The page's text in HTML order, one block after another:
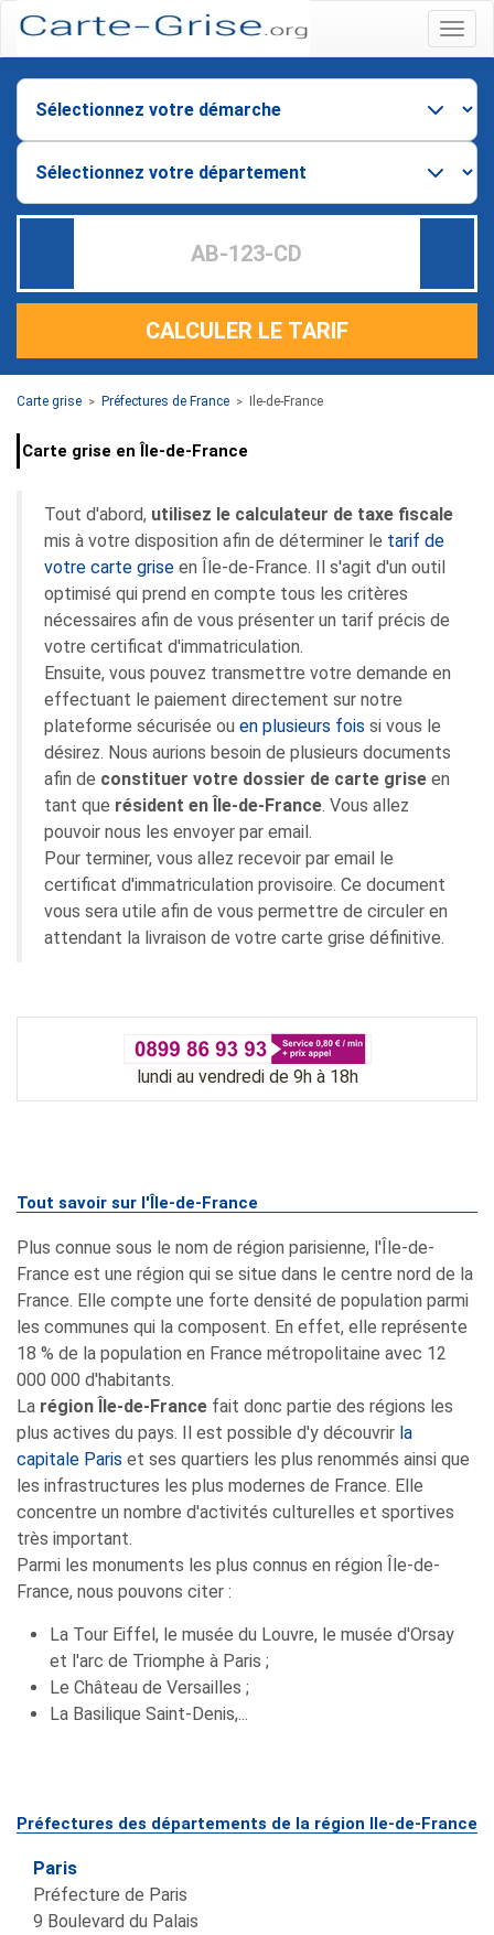
Menu
CALCULER LE TARIF
Carte grise > Préfectures de France > Ile-de-France
Carte grise en Île-de-France
Tout d'abord, utilisez le calculateur de taxe fiscale
mis à votre disposition afin de déterminer le tarif de
votre carte grise en Île-de-France. Il s'agit d'un outil
optimisé qui prend en compte tous les critères
nécessaires afin de vous présenter un tarif précis de
votre certificat d'immatriculation.
Ensuite, vous pouvez transmettre votre demande en
effectuant le paiement directement sur notre
plateforme sécurisée ou en plusieurs fois si vous le
désirez. Nous aurions besoin de plusieurs documents
afin de constituer votre dossier de carte grise en
tant que résident en Île-de-France. Vous allez
pouvoir nous les envoyer par email.
Pour terminer, vous allez recevoir par email le
certificat d'immatriculation provisoire. Ce document
vous sera utile afin de vous permettre de circuler en
attendant la livraison de votre carte grise définitive.
lundi au vendredi de 9h à 18h
Tout savoir sur l'Île-de-France
Plus connue sous le nom de région parisienne, l'Île-de-
France est une région qui se situe dans le centre nord de la
France. Elle compte une forte densité de population parmi
les communes qui la composent. En effet, elle représente
18 % de la population en France métropolitaine avec 12
000 000 d'habitants.
La région Île-de-France fait donc partie des régions les
plus actives du pays. Il est possible d'y découvrir la
capitale Paris et ses quartiers les plus renommés ainsi que
les infrastructures les plus modernes de France. Elle
concentre un nombre d'activités culturelles et sportives
très important.
Parmi les monuments les plus connus en région Île-de-
France, nous pouvons citer :
La Tour Eiffel, le musée du Louvre, le musée d'Orsay
et l'arc de Triomphe à Paris ;
Le Château de Versailles ;
La Basilique Saint-Denis,...
Préfectures des départements de la région Ile-de-France
Paris
Préfecture de Paris
9 Boulevard du Palais